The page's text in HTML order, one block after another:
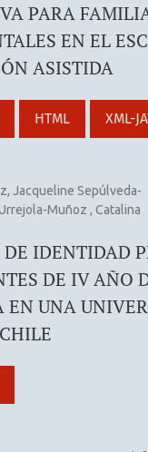
PARA
EN EL
ASISTIDA
HTML XML-
Jacqueline Sepúlveda-
Muñoz , Catalina
DE IDENTIDAD
DE IV AÑO
EN UNA